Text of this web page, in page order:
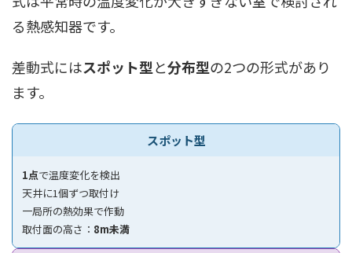
る熱感知器です。
差動式にはスポット型と分布型の2つの形式があり
ます。
スポット型
1点で温度変化を検出
天井に1個ずつ取付け
一局所の熱効果で作動
取付面の高さ： 8m未満